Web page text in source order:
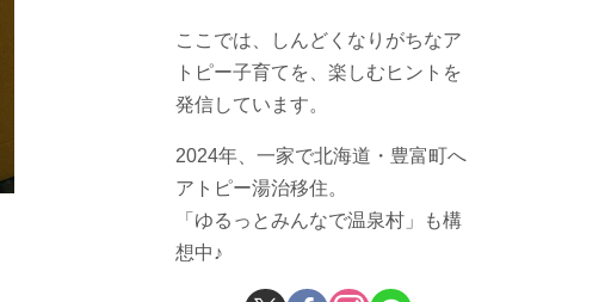
ここでは、しんどくなりがちなア
トピー子育てを、楽しむヒントを
発信しています。
2024年、一家で北海道・豊富町へ
アトピー湯治移住。
「ゆるっとみんなで温泉村」も構
想中♪